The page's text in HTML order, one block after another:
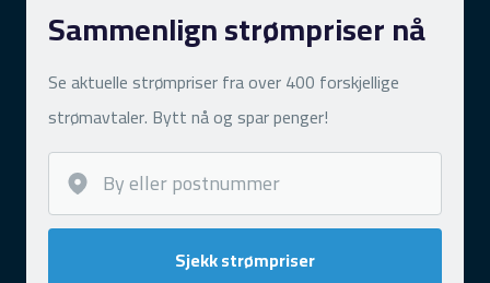
Sammenlign strømpriser nå
Se aktuelle strømpriser fra over 400 forskjellige
strømavtaler. Bytt nå og spar penger!
Sjekk strømpriser